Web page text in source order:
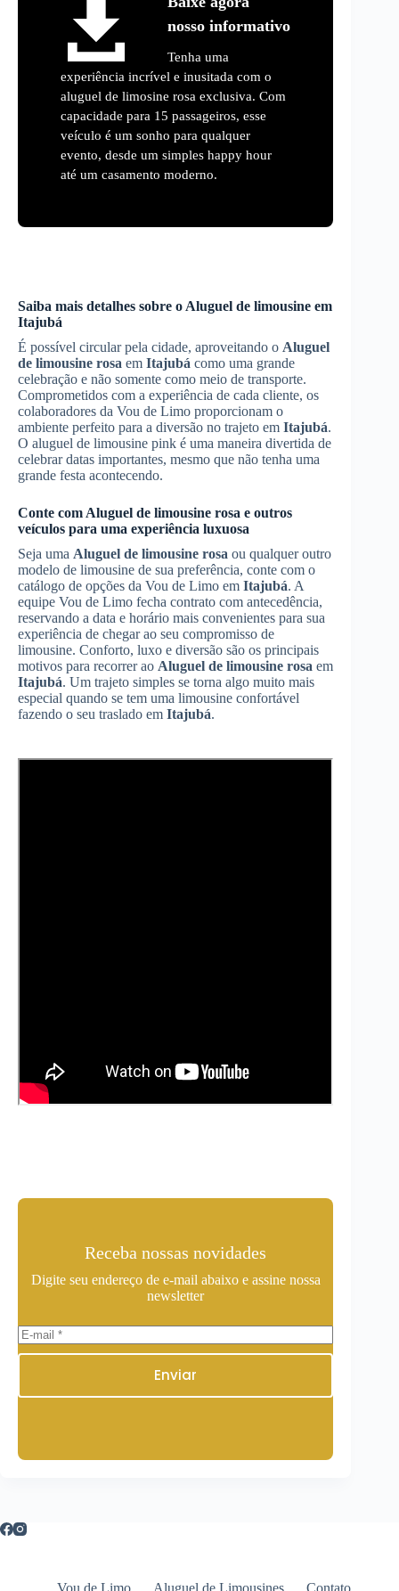
nosso informativo
Tenha uma
experiência incrível e inusitada com o
aluguel de limosine rosa exclusiva. Com
capacidade para 15 passageiros, esse
veículo é um sonho para qualquer
evento, desde um simples happy hour
até um casamento moderno.
Saiba mais detalhes sobre o Aluguel de limousine em
Itajubá
É possível circular pela cidade, aproveitando o Aluguel
de limousine rosa em Itajubá como uma grande
celebração e não somente como meio de transporte.
Comprometidos com a experiência de cada cliente, os
colaboradores da Vou de Limo proporcionam o
ambiente perfeito para a diversão no trajeto em Itajubá.
O aluguel de limousine pink é uma maneira divertida de
celebrar datas importantes, mesmo que não tenha uma
grande festa acontecendo.
Conte com Aluguel de limousine rosa e outros
veículos para uma experiência luxuosa
Seja uma Aluguel de limousine rosa ou qualquer outro
modelo de limousine de sua preferência, conte com o
catálogo de opções da Vou de Limo em Itajubá. A
equipe Vou de Limo fecha contrato com antecedência,
reservando a data e horário mais convenientes para sua
experiência de chegar ao seu compromisso de
limousine. Conforto, luxo e diversão são os principais
motivos para recorrer ao Aluguel de limousine rosa em
Itajubá. Um trajeto simples se torna algo muito mais
especial quando se tem uma limousine confortável
fazendo o seu traslado em Itajubá.
Receba nossas novidades
Digite seu endereço de e-mail abaixo e assine nossa
newsletter
Enviar
Vou de Limo Aluguel de Limousines Contato